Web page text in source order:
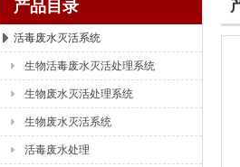
湖北恒丰医疗制药设备有限公司
产品目录
活毒废水灭活系统
生物活毒废水灭活处理系统
生物废水灭活处理系统
生物废水灭活系统
活毒废水处理